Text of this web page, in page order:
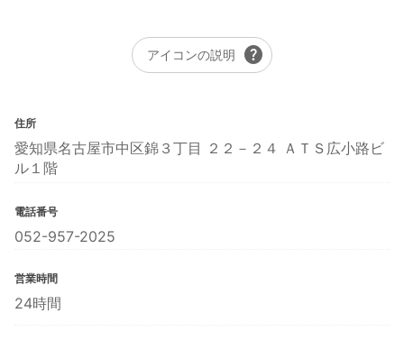
アイコンの説明 help
住所
愛知県名古屋市中区錦３丁目 ２２－２４ ＡＴＳ広小路ビ
ル１階
電話番号
052-957-2025
営業時間
24時間